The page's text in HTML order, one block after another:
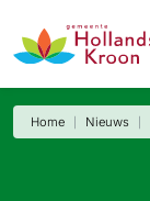
Home Nieuws